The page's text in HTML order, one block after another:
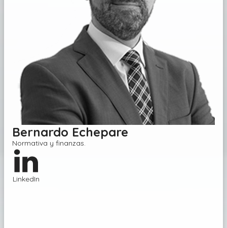
Bernardo Echepare
Normativa y finanzas.
LinkedIn